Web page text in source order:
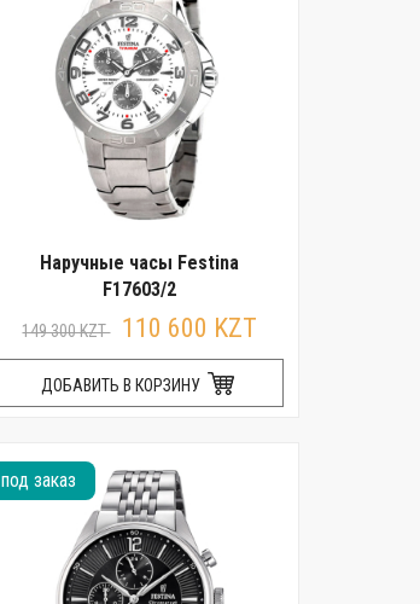
Наручные часы Festina
F17603/2
149 300 KZT 110 600 KZT
ДОБАВИТЬ В КОРЗИНУ
под заказ